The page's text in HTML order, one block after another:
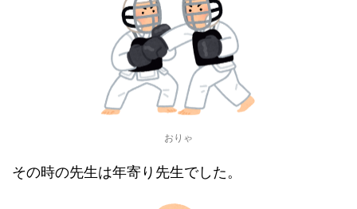
おりゃ
その時の先生は年寄り先生でした。